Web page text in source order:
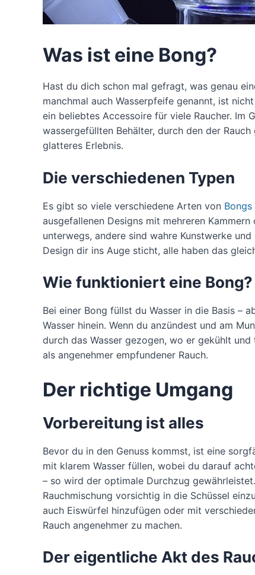
Was ist eine Bong?
Hast du dich schon mal gefragt, was genau
manchmal auch Wasserpfeife genannt, ist
ein beliebtes Accessoire für viele Raucher. Im
wassergefüllten Behälter, durch den der
glatteres Erlebnis.
Die verschiedenen Typen
Es gibt so viele verschiedene Arten von Bongs
ausgefallenen Designs mit mehreren
unterwegs, andere sind wahre Kunstwerke
Design dir ins Auge sticht, alle haben das
Wie funktioniert eine Bong?
Bei einer Bong füllst du Wasser in die Basis –
Wasser hinein. Wenn du anzündest und am
durch das Wasser gezogen, wo er gekühlt
als angenehmer empfundener Rauch.
Der richtige Umgang
Vorbereitung ist alles
Bevor du in den Genuss kommst, ist eine
mit klarem Wasser füllen, wobei du darauf
– so wird der optimale Durchzug
Rauchmischung vorsichtig in die Schüssel
auch Eiswürfel hinzufügen oder mit
Rauch angenehmer zu machen.
Der eigentliche Akt des